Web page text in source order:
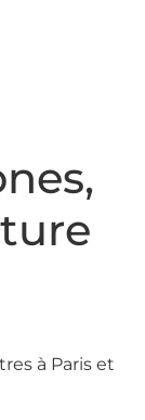
à Paris et